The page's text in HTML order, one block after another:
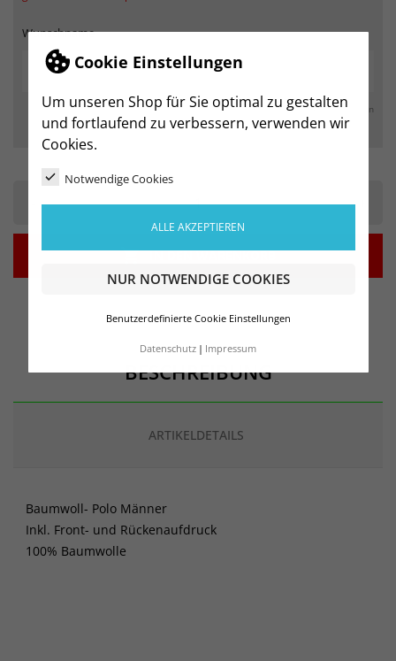
Cookie Einstellungen
Um unseren Shop für Sie optimal zu gestalten
und fortlaufend zu verbessern, verwenden wir
Cookies.
Notwendige Cookies
ALLE AKZEPTIEREN
NUR NOTWENDIGE COOKIES
Benutzerdefinierte Cookie Einstellungen
Datenschutz Impressum
Wunschname
max. 250 Zeichen
 IN DEN WARENKORB
BESCHREIBUNG
ARTIKELDETAILS
Baumwoll- Polo Männer
Inkl. Front- und Rückenaufdruck
100% Baumwolle